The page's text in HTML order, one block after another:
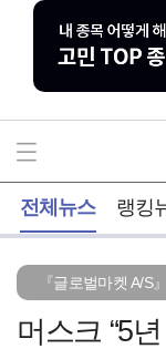
전체뉴스 랭킹
『글로벌마켓 A/S
머스크 “5